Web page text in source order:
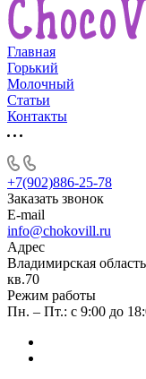
Главная
Горький
Молочный
Статьи
Контакты
+7(902)886-25-78
Заказать звонок
E-mail
info@chokovill.ru
Адрес
Владимирская
кв.70
Режим работы
Пн. – Пт.: с 9:00 до